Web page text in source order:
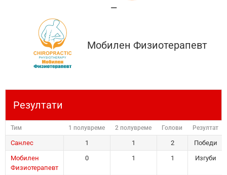
—
Мобилен Физиотерапевт
Резултати
Тим 1 полувреме 2 полувреме Голови Резултат
Санлес 1 1 2
Победи
Мобилен
Физиотерапевт
0 1 1 Изгуби